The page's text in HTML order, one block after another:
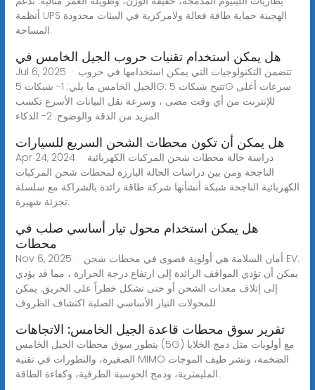
أنظمة UPS الهجينة حماية طاقة فعالة ولامركزية في البيئات محدودة
المساحة.
هل يمكن استخدام تقنيات حروب الجيل الخامس في
Jul 6, 2025 · تتضمن التكنولوجيات التي يمكن استخدامها في حروب
الجيل الخامس ما يلي: 1- شبكات 5G: تتيح شبكات 5G سرعات أعلى
للإنترنت من أي وقت مضى ، وسرعة نقل البيانات الأسرع تكسب
المزيد من الدقة والوضوح. 2- الذكاء
هل يمكن أن تكون محطات الشحن السريع للسيارات
Apr 24, 2024 · دراسة حالة محطات شحن المركبات الكهربائية
الناجحة ومن بين دراسات الحالة البارزة لمحطات شحن المركبات
الكهربائية الناجحة شبكة أنشأتها شركة طاقة رائدة بالشراكة مع سلسلة
تجزئة شهيرة.
هل يمكن استخدام محول تيار أساسي صلب في
محطات
Nov 6, 2025 · أمان السلامة هي أولوية قصوى في محطات شحن EV.
يمكن أن تؤدي المواقف الزائدة إلى ارتفاع درجة الحرارة ، مما قد يؤدي
إلى إتلاف معدات الشحن أو حتى تشكل خطراً على الحريق. يمكن
للمحولات التيار الأساسي الصلبة اكتشاف الظروف
تقرير سوق محطات قاعدة الجيل الخامس: الاتجاهات
يتطور سوق محطات الجيل الخامس (5G) مع أولويات مثل دمج الخلايا
الصغيرة، والتطورات في تقنية MIMO الضخمة، ونشر طيف الموجات
المليمترية، ودمج الحوسبة الطرفية، وكفاءة الطاقة.